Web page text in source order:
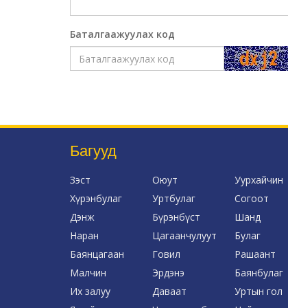
Баталгаажуулах код
Багууд
Зэст Оюут
Уурхайчин
Хүрэнбулаг
Уртбулаг
Согоот
Дэнж
Бүрэнбүст
Шанд
Наран
Цагаанчулуут
Булаг
Баянцагаан
Говил
Рашаант
Малчин
Эрдэнэ
Баянбулаг
Их залуу
Даваат
Уртын гол